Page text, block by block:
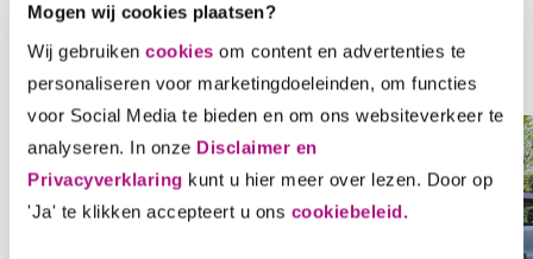
Mogen wij cookies plaatsen?
Wij gebruiken cookies om content en advertenties te
personaliseren voor marketingdoeleinden, om functies
voor Social Media te bieden en om ons websiteverkeer te
analyseren. In onze Disclaimer en
Privacyverklaring kunt u hier meer over lezen. Door op
'Ja' te klikken accepteert u ons cookiebeleid.
Bereken je premie
Voor elke tweewieler hebben wij een
oplossing, ontdek gauw welke dekking bij
jou en je voertuig past.
Voor elke tweewieler hebben wij een oplossing, ontdek